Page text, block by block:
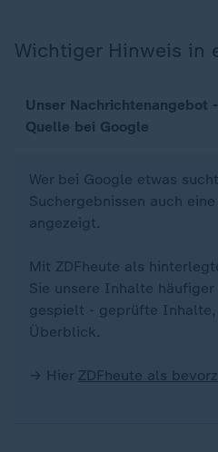
Wichtiger Hinweis in
Unser Nachrichtenangebot
Quelle bei Google
Wer bei Google etwas
Suchergebnissen auch
angezeigt.
Mit ZDFheute als
Sie unsere Inhalte
gespielt - geprüfte
Überblick.
→ Hier ZDFheute als